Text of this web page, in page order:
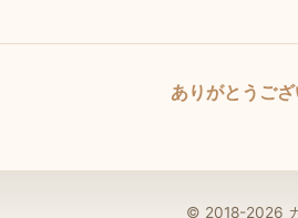
ありがとうご
© 2018-2026